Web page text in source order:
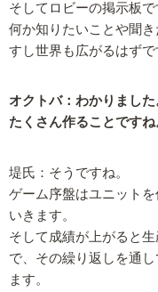
そしてロビーの掲示板で
何か知りたいことや聞
すし世界も広がるはずで
オクトバ：わかりまし
たくさん作ることですね
堤氏：そうですね。
ゲーム序盤はユニット
いきます。
そして成績が上がると
で、その繰り返しを通
ます。